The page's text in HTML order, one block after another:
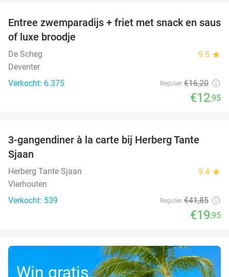
20%
Entree zwemparadijs + friet met snack en saus
of luxe broodje
De Scheg 9.5 star
Deventer
Verkocht: 6.375
Regulier €16,20
€12,95
52%
3-gangendiner à la carte bij Herberg Tante
Sjaan
Herberg Tante Sjaan 9.4 star
Vierhouten
Verkocht: 539
Regulier €41,85
€19,95
Win gratis